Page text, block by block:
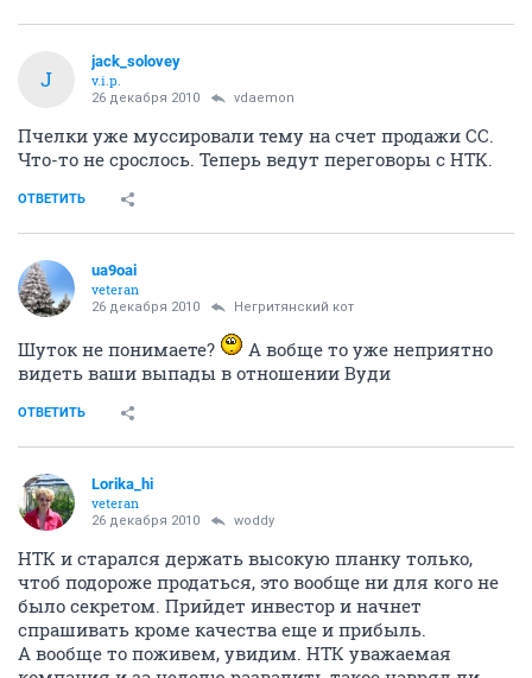
J
jack_solovey
v.i.p.
26 декабря 2010 vdaemon
Пчелки уже муссировали тему на счет продажи СС.
Что-то не срослось. Теперь ведут переговоры с НТК.
ОТВЕТИТЬ
ua9oai
veteran
26 декабря 2010 Негритянский кот
Шуток не понимаете?
А вобще то уже неприятно
видеть ваши выпады в отношении Вуди
ОТВЕТИТЬ
Lorika_hi
veteran
26 декабря 2010 woddy
НТК и старался держать высокую планку только,
чтоб подороже продаться, это вообще ни для кого не
было секретом. Прийдет инвестор и начнет
спрашивать кроме качества еще и прибыль.
А вообще то поживем, увидим. НТК уважаемая